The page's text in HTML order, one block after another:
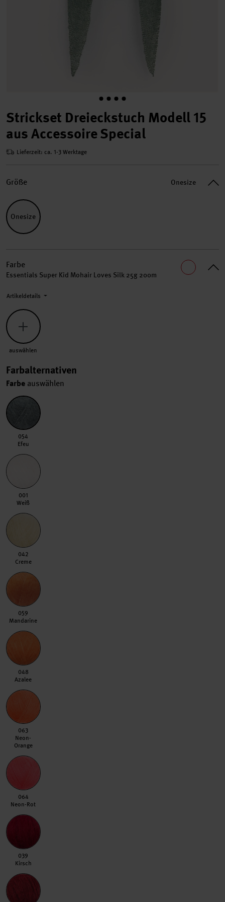
Strickset Dreieckstuch Modell 15
aus Accessoire Special
Lieferzeit: ca. 1-3 Werktage
Größe Onesize
Onesize
Farbe
Essentials Super Kid Mohair Loves Silk 25g 200m
Artikeldetails
Keine Farbe ausgewählt.
auswählen
Farbalternativen
Farbe auswählen
054 Efeu
054
Efeu
001 Weiß
001
Weiß
042 Creme
042
Creme
059 Mandarine
059
Mandarine
048 Azalee
048
Azalee
063 Neon-Orange
063
Neon-
Orange
064 Neon-Rot
064
Neon-Rot
039 Kirsch
039
Kirsch